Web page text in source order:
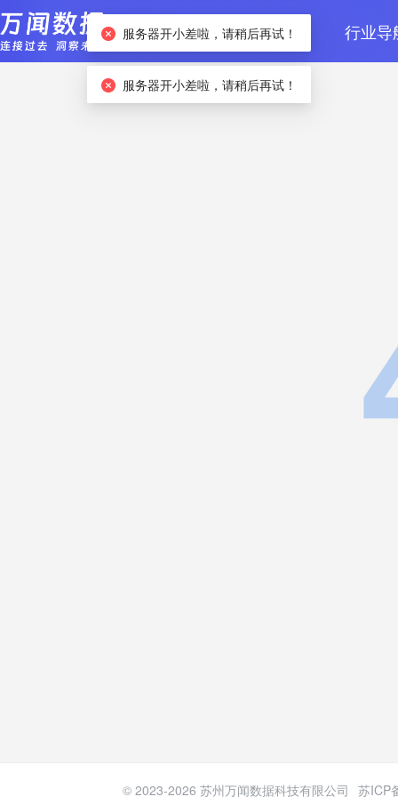
首页 数据检索 行业导
© 2023-2026 苏州万闻数据科技有限公司 苏ICP
服务器开小差啦，请稍后再试！
服务器开小差啦，请稍后再试！